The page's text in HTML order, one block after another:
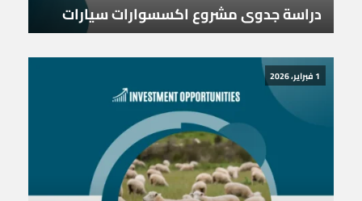
دراسة جدوى مشروع اكسسوارات سيارات
1 فبراير، 2026